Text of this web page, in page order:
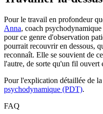
Pour le travail en profondeur
Anna, coach
pour ce genre d'observation
pourrait recouvrir en dessous,
reconnaît. Elle se souvient de
l'autre, de sorte qu'un fil ouvert
Pour l'explication détaillée de
psychodynamique (PDT).
FAQ